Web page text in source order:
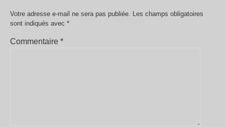
Votre adresse e-mail ne sera pas publiée. Les champs obligatoires
sont indiqués avec *
Commentaire *